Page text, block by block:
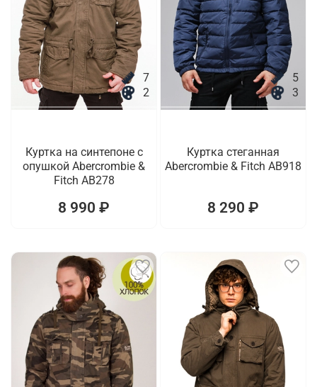
7
2
Куртка на синтепоне с
опушкой Abercrombie &
Fitch AB278
8 990 ₽
5
3
Куртка стеганная
Abercrombie & Fitch AB918
8 290 ₽